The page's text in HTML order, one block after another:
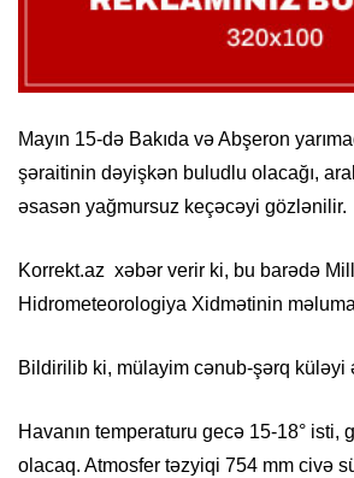
Mayın 15-də Bakıda və Abşeron
şəraitinin dəyişkən buludlu olacağı,
əsasən yağmursuz keçəcəyi gözlənilir.
Korrekt.az xəbər verir ki, bu barədə
Hidrometeorologiya Xidmətinin
Bildirilib ki, mülayim cənub-şərq küləyi
Havanın temperaturu gecə 15-18° isti,
olacaq. Atmosfer təzyiqi 754 mm civə